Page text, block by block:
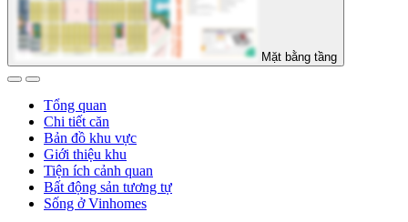
Mặt bằng tầng
Tổng quan
Chi tiết căn
Bản đồ khu vực
Giới thiệu khu
Tiện ích cảnh quan
Bất động sản tương tự
Sống ở Vinhomes